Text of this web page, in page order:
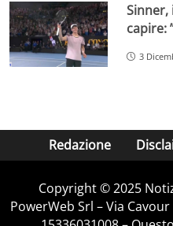
capire:
3
Redazione
Copyright © 2025
PowerWeb Srl – Via Cavour